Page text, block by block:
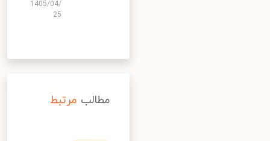
1405/04/
25
مطالب مرتبط